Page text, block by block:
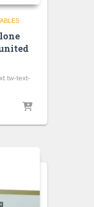
tw-text-